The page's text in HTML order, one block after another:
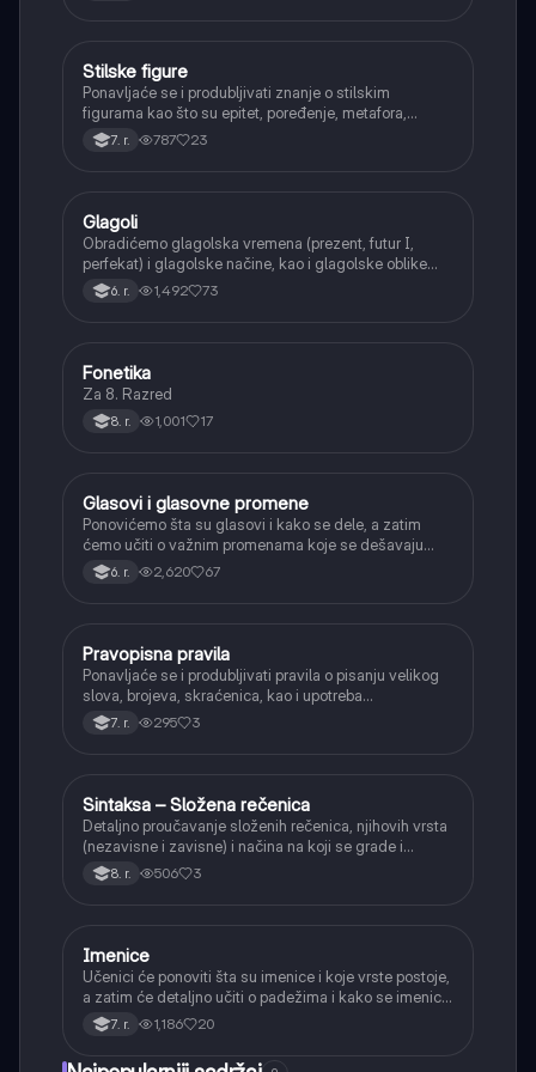
Srpski jezik
Stilske figure
Ponavljaće se i produbljivati znanje o stilskim
figurama kao što su epitet, poređenje, metafora,
personifikacija, hiperbola, onomatopeja, aliteracija i
asonanca, razumevajući njihovu ulogu u tekstu.
7. r. 787 23
Srpski jezik
Glagoli
Obradićemo glagolska vremena (prezent, futur I,
perfekat) i glagolske načine, kao i glagolske oblike
(infinitiv, glagolski pridevi i prilozi) i glagolski vid
(svršeni i nesvršeni).
6. r. 1,492 73
Srpski jezik
Fonetika
Za 8. Razred
8. r. 1,001 17
Srpski jezik
Glasovi i glasovne promene
Ponovićemo šta su glasovi i kako se dele, a zatim
ćemo učiti o važnim promenama koje se dešavaju
kada se glasovi nađu jedan pored drugog u rečima
(npr. jednačenje suglasnika po zvučnosti i mestu
6. r. 2,620 67
Srpski jezik
Pravopisna pravila
Ponavljaće se i produbljivati pravila o pisanju velikog
slova, brojeva, skraćenica, kao i upotreba
interpunkcije, sa posebnim fokusom na zarez u
složenoj rečenici.
7. r. 295 3
Srpski jezik
Sintaksa – Složena rečenica
Detaljno proučavanje složenih rečenica, njihovih vrsta
(nezavisne i zavisne) i načina na koji se grade i
povezuju.
8. r. 506 3
Srpski jezik
Imenice
Učenici će ponoviti šta su imenice i koje vrste postoje,
a zatim će detaljno učiti o padežima i kako se imenice
menjaju da bi pokazale svoju ulogu u rečenici.
7. r. 1,186 20